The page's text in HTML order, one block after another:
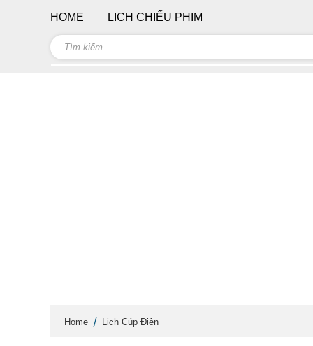
Home Lịch Cúp Điện
HOME LỊCH CHIẾU PHIM